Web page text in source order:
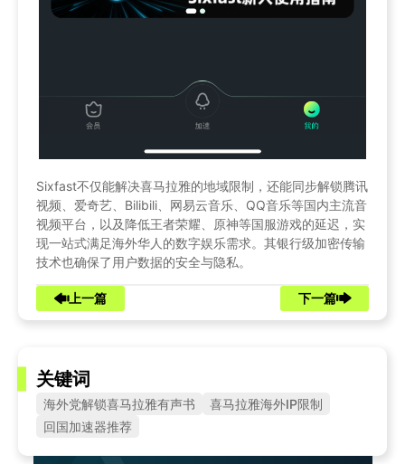
Sixfast不仅能解决喜马拉雅的地域限制，还能同步解锁腾讯
视频、爱奇艺、Bilibili、网易云音乐、QQ音乐等国内主流音
视频平台，以及降低王者荣耀、原神等国服游戏的延迟，实
现一站式满足海外华人的数字娱乐需求。其银行级加密传输
技术也确保了用户数据的安全与隐私。
上一篇 下一篇
关键词
海外党解锁喜马拉雅有声书
喜马拉雅海外IP限制
回国加速器推荐